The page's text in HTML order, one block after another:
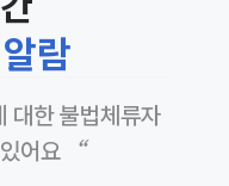
람
대한 불법체류자
있어요“